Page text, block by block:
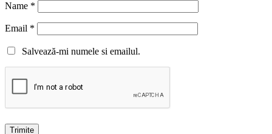
Name *
Email *
Salvează-mi numele si emailul.